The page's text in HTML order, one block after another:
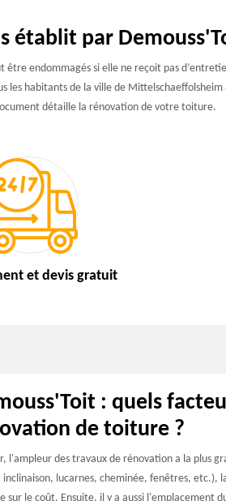
établit par
endommagés si elle ne reçoit pas
habitants de la ville de
détaille la rénovation de votre toiture.
et devis gratuit
: quels
de toiture ?
l'ampleur des travaux de rénovation a la plus
lucarnes, cheminée, fenêtres, etc.),
sur le coût. Ensuite, il y a aussi l'emplacement